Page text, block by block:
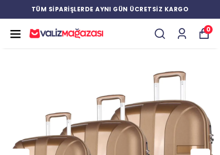
TÜM SİPARİŞLERDE AYNI GÜN ÜCRETSİZ KARGO
0